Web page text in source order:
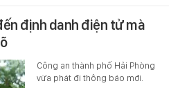
định danh điện tử mà
Công an thành phố Hải Phòng
vừa phát đi thông báo mới.